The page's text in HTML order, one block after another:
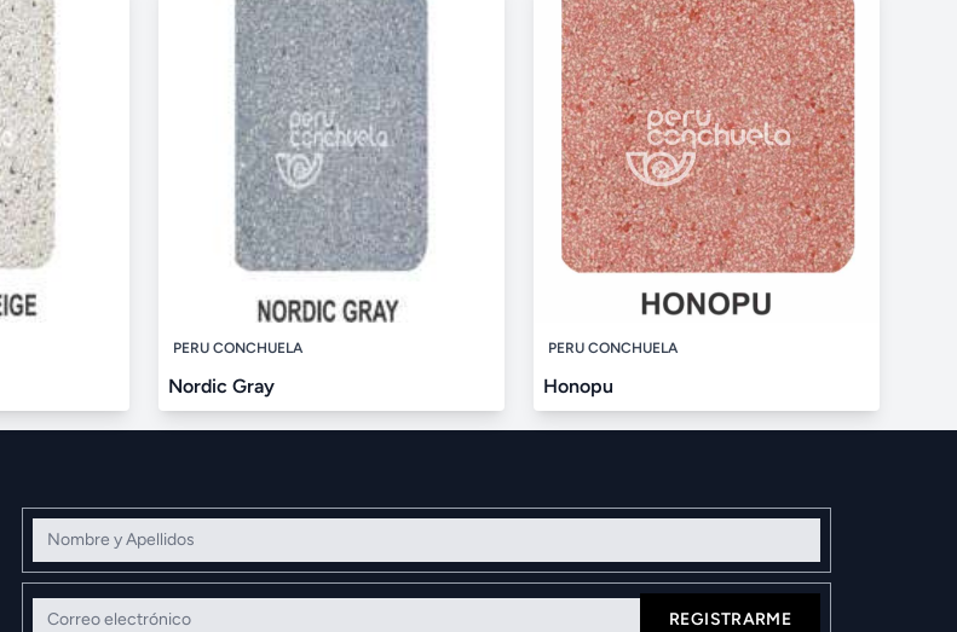
PERU CONCHUELA
Nordic Gray
PERU CONCHUELA
Honopu
Nombre y Apellidos
Correo electrónico
REGISTRARME